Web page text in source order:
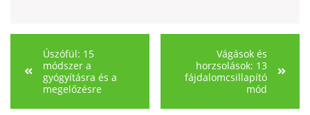
Úszófül: 15
módszer a
gyógyításra és a
megelőzésre
Vágások és
horzsolások: 13
fájdalomcsillapító
mód